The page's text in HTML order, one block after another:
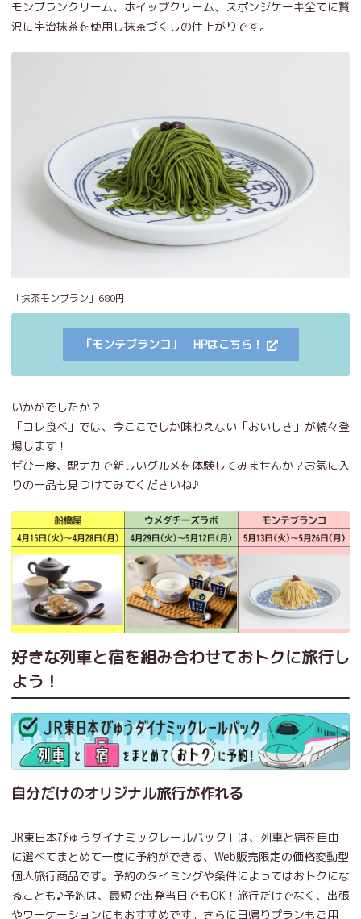
モンブランクリーム、ホイップクリーム、スポンジケーキ全てに贅
沢に宇治抹茶を使用し抹茶づくしの仕上がりです。
「抹茶モンブラン」680円
「モンテブランコ」 HPはこちら！
いかがでしたか？
「コレ食べ」では、今ここでしか味わえない「おいしさ」が続々登
場します！
ぜひ一度、駅ナカで新しいグルメを体験してみませんか？お気に入
りの一品も見つけてみてくださいね♪
好きな列車と宿を組み合わせておトクに旅行し
よう！
自分だけのオリジナル旅行が作れる
JR東日本びゅうダイナミックレールパック」は、列車と宿を自由
に選べてまとめて一度に予約ができる、Web販売限定の価格変動型
個人旅行商品です。予約のタイミングや条件によってはおトクにな
ることも♪予約は、最短で出発当日でもOK！旅行だけでなく、出張
やワーケーションにもおすすめです。さらに日帰りプランもご用